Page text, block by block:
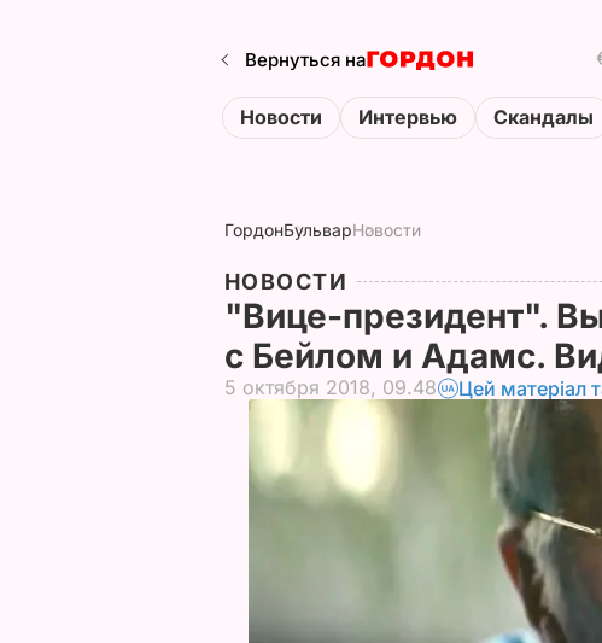
Вернуться на
Новости Интервью Скандалы
ГордонБульварНовости
НОВОСТИ
"Вице-президент".
с Бейлом и Адамс.
5 октября 2018, 09.48 Цей матеріал